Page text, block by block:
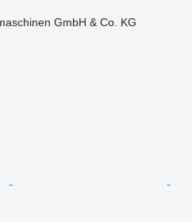
GmbH & Co. KG